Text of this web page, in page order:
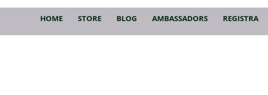
HOME STORE BLOG AMBASSADORS REGISTRA